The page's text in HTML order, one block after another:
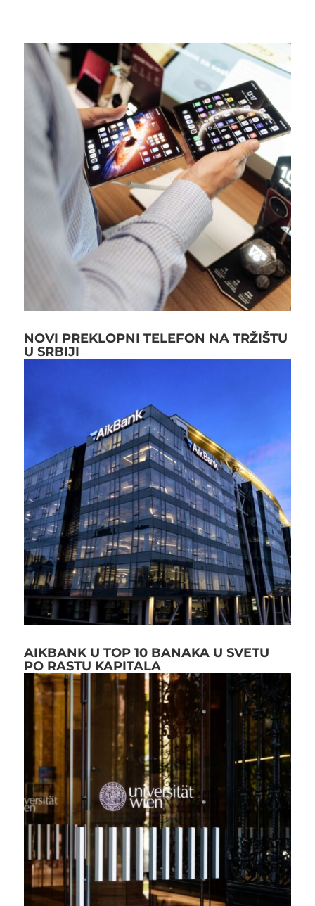
NOVI PREKLOPNI TELEFON NA TRŽIŠTU
U SRBIJI
AIKBANK U TOP 10 BANAKA U SVETU
PO RASTU KAPITALA